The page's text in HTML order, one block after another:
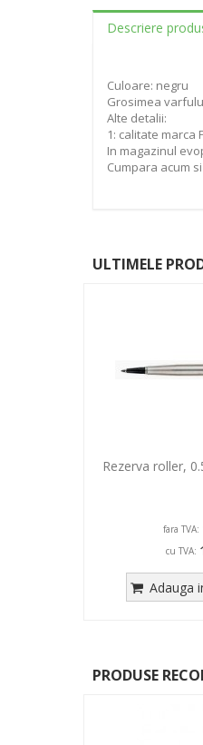
Descriere
Culoare: negru
Grosimea
Alte detalii:
1: calitate marca
In magazinul
Cumpara acum
ULTIMELE
Rezerva roller,
fara TVA:
cu TVA:
Adauga
PRODUSE